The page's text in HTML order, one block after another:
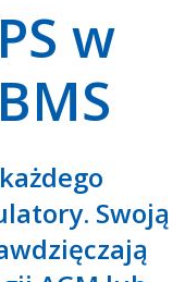
w
Swoją